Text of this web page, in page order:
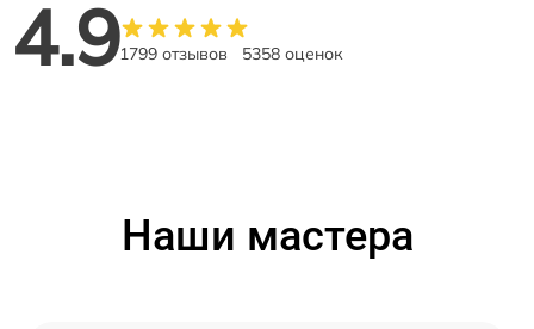
4.91799 отзывов 5358 оценок
Наши мастера